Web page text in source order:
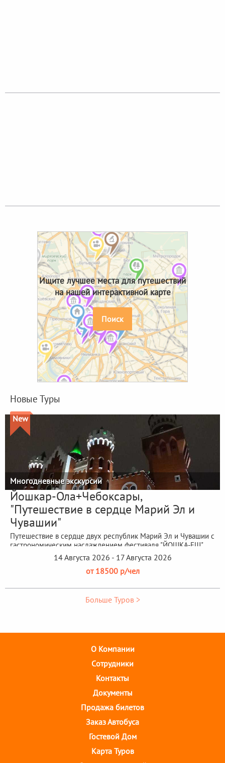
Ищите лучшее места для путешествий
на нашей интерактивной карте
Поиск
Новые Туры
New
Многодневные экскурсии
Йошкар-Ола+Чебоксары,
"Путешествие в сердце Марий Эл и
Чувашии"
Путешествие в сердце двух республик Марий Эл и Чувашии с
гастрономическим наслаждением фестиваля "ЙОШКА-ЕШ"
14 Августа 2026 - 17 Августа 2026
от 18500 р/чел
Больше Туров >
О Компании
Cотрудники
Контакты
Документы
Продажа билетов
Заказ Автобуса
Гостевой Дом
Карта Туров